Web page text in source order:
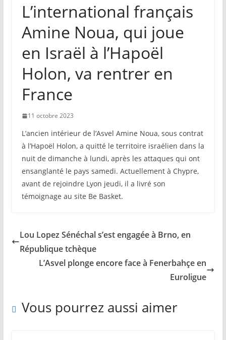
L’international français
Amine Noua, qui joue
en Israël à l’Hapoël
Holon, va rentrer en
France
11 octobre 2023
L’ancien intérieur de l’Asvel Amine Noua, sous contrat
à l’Hapoël Holon, a quitté le territoire israélien dans la
nuit de dimanche à lundi, après les attaques qui ont
ensanglanté le pays samedi. Actuellement à Chypre,
avant de rejoindre Lyon jeudi, il a livré son
témoignage au site Be Basket.
Lou Lopez Sénéchal s’est engagée à Brno, en
République tchèque
L’Asvel plonge encore face à Fenerbahçe en
Euroligue
Vous pourrez aussi aimer